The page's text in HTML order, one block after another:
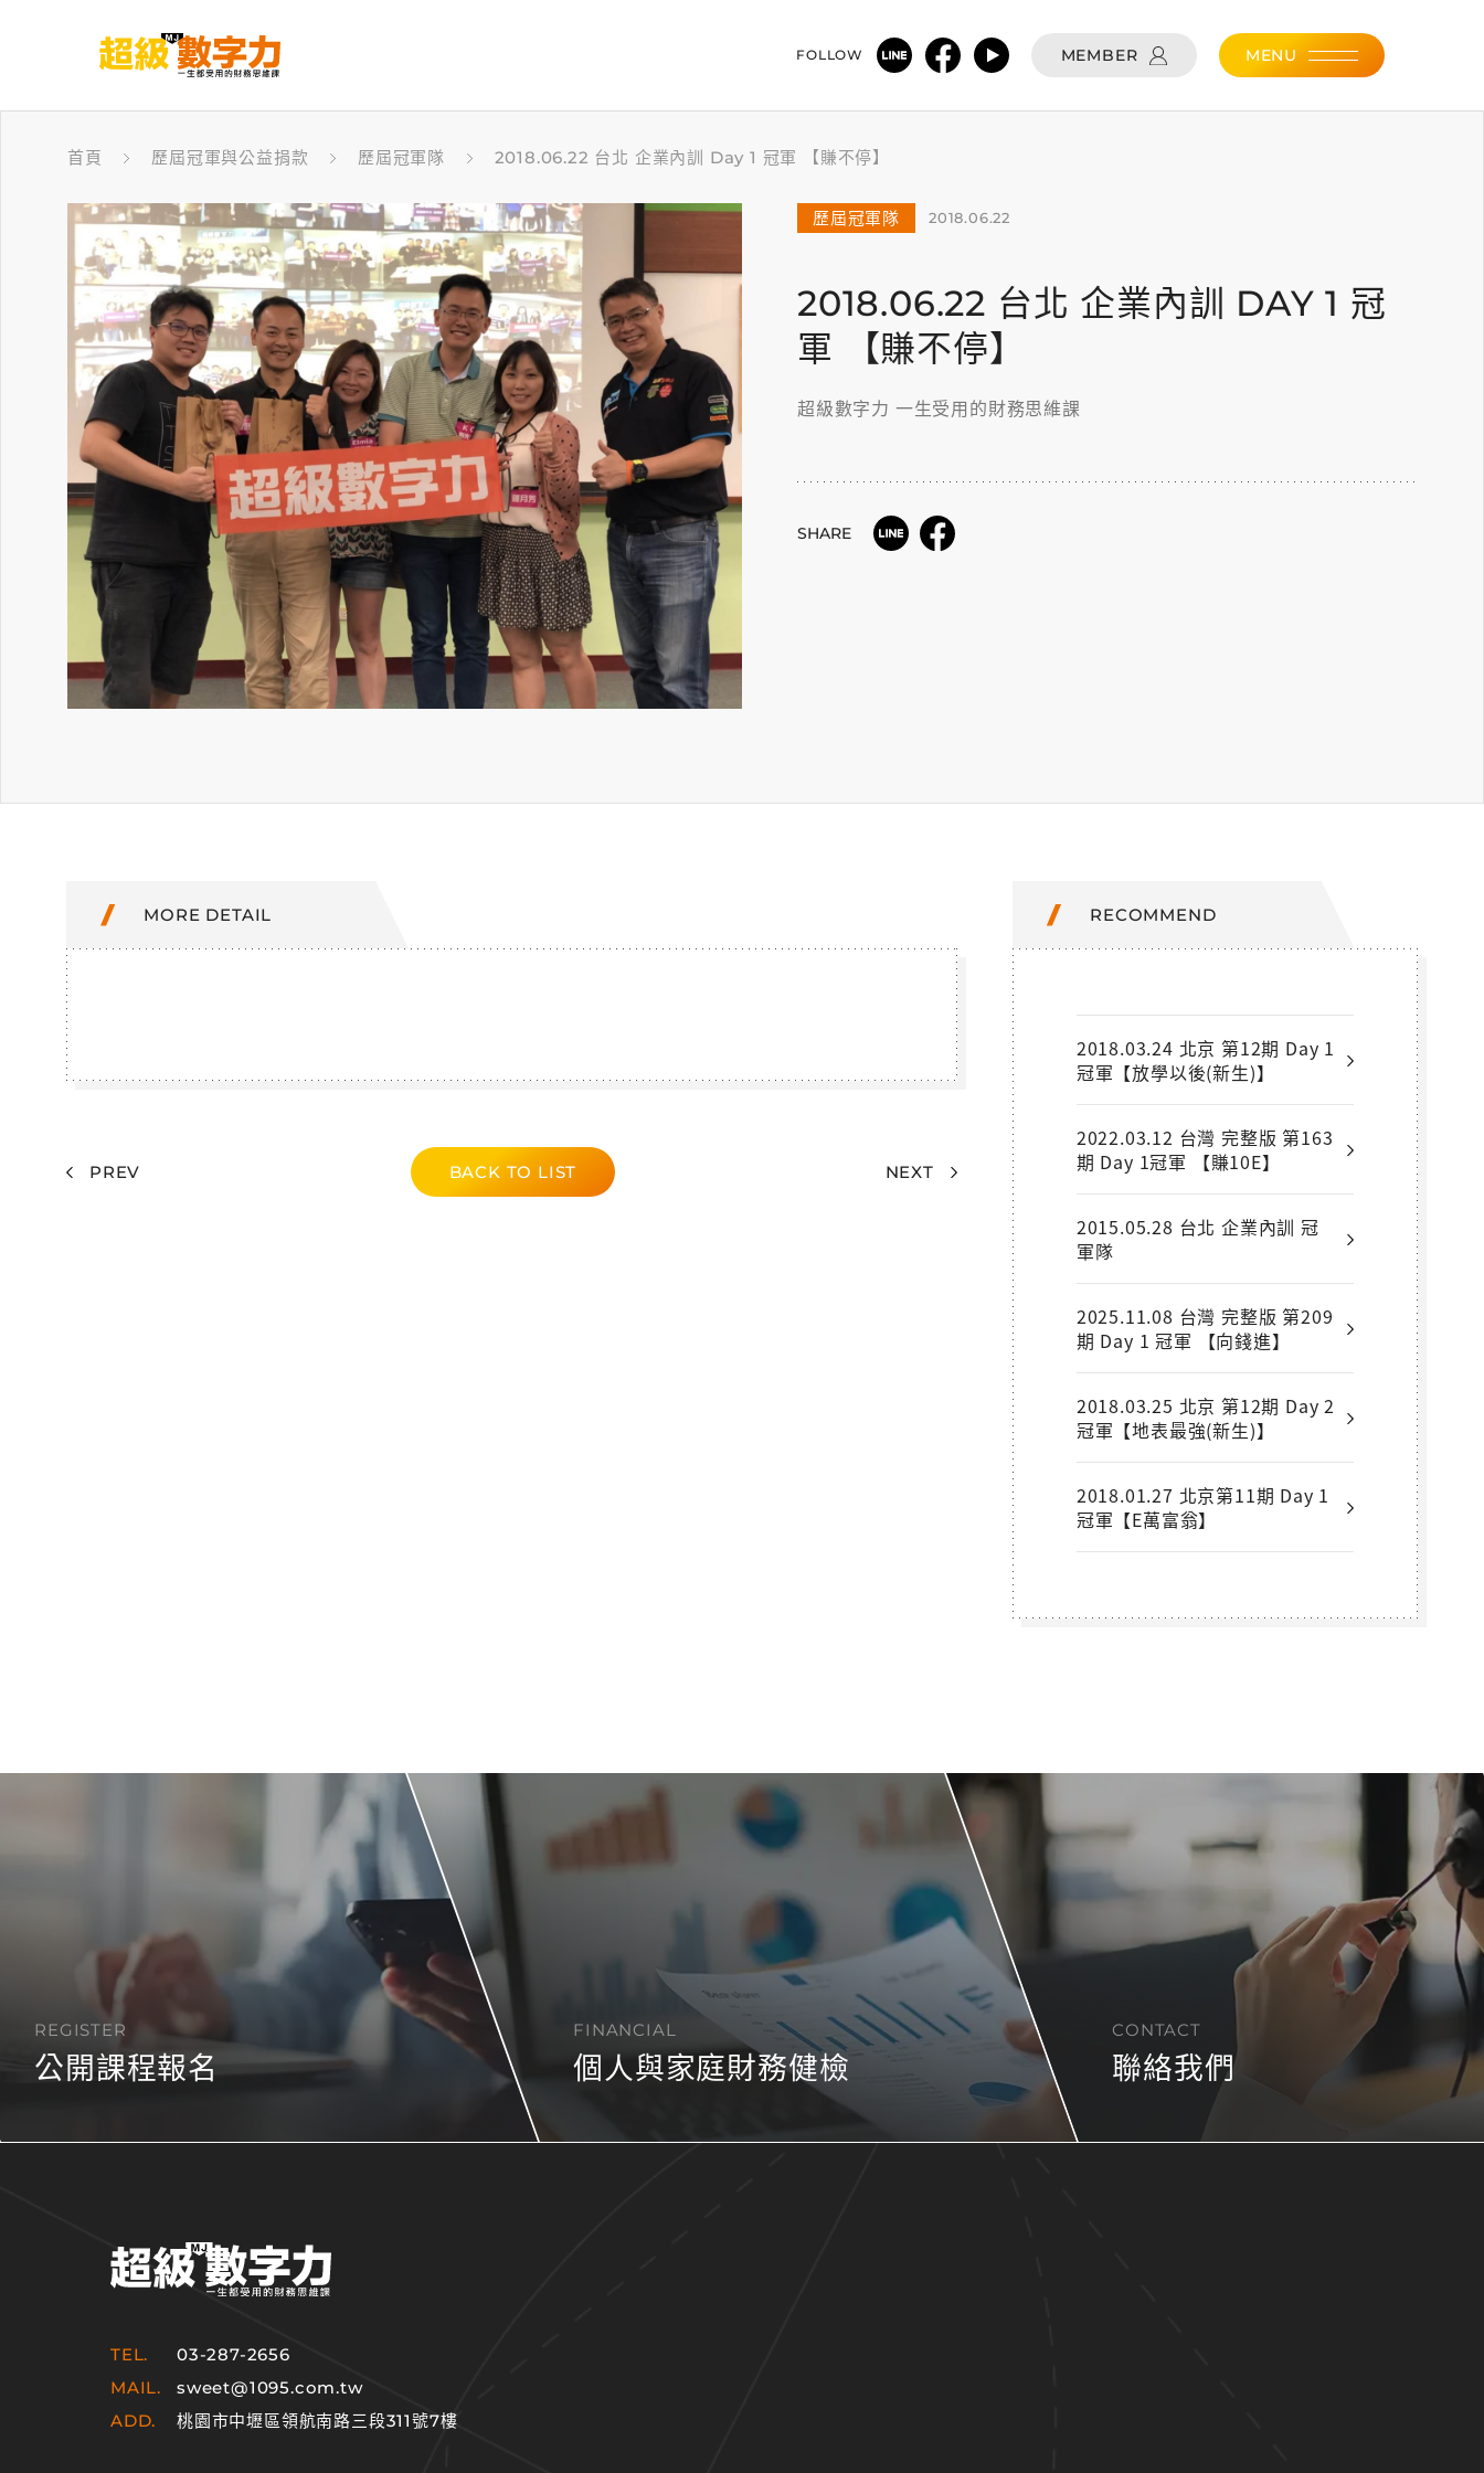
FOLLOW MEMBER MENU
首頁 歷屆冠軍與公益捐款 歷屆冠軍隊 2018.06.22 台北 企業內訓 Day 1 冠軍 【賺不停】
歷屆冠軍隊 2018.06.22
2018.06.22 台北 企業內訓 DAY 1 冠
軍 【賺不停】
超級數字力 一生受用的財務思維課
SHARE
MORE DETAIL
PREV BACK TO LIST NEXT
RECOMMEND
2018.03.24 北京 第12期 Day 1
冠軍【放學以後(新生)】
2022.03.12 台灣 完整版 第163
期 Day 1冠軍 【賺10E】
2015.05.28 台北 企業內訓 冠
軍隊
2025.11.08 台灣 完整版 第209
期 Day 1 冠軍 【向錢進】
2018.03.25 北京 第12期 Day 2
冠軍【地表最強(新生)】
2018.01.27 北京第11期 Day 1
冠軍【E萬富翁】
REGISTER
公開課程報名
FINANCIAL
個人與家庭財務健檢
CONTACT
聯絡我們
TEL.
03-287-2656
MAIL.
sweet@1095.com.tw
ADD.
桃園市中壢區領航南路三段311號7樓